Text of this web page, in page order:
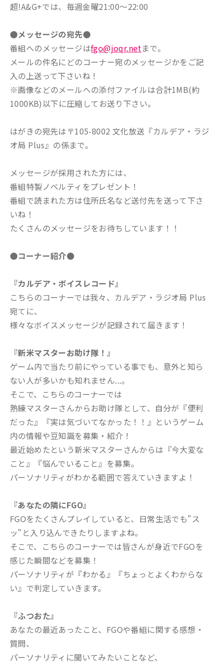
超!A&G+では、毎週金曜21:00～22:00
●メッセージの宛先●
番組へのメッセージはfgo@joqr.netまで。
メールの件名にどのコーナー宛のメッセージかをご記
入の上送って下さいね！
※画像などのメールへの添付ファイルは合計1MB(約
1000KB)以下に圧縮してお送り下さい。
はがきの宛先は〒105-8002 文化放送『カルデア・ラジ
オ局 Plus』の係まで。
メッセージが採用された方には、
番組特製ノベルティをプレゼント！
番組で読まれた方は住所氏名など送付先を送って下さ
いね！
たくさんのメッセージをお待ちしています！！
●コーナー紹介●
『カルデア・ボイスレコード』
こちらのコーナーでは我々、カルデア・ラジオ局 Plus
宛てに、
様々なボイスメッセージが記録されて届きます！
『新米マスターお助け隊！』
ゲーム内で当たり前にやっている事でも、意外と知ら
ない人が多いかも知れません...。
そこで、こちらのコーナーでは
熟練マスターさんからお助け隊として、自分が『便利
だった』『実は気づいてなかった！！』というゲーム
内の情報や豆知識を募集・紹介！
最近始めたという新米マスターさんからは『今大変な
こと』『悩んでいること』を募集。
パーソナリティがわかる範囲で答えていきますよ！
『あなたの隣にFGO』
FGOをたくさんプレイしていると、日常生活でも"ス
ッ"と入り込んできたりしますよね。
そこで、こちらのコーナーでは皆さんが身近でFGOを
感じた瞬間などを募集！
パーソナリティが『わかる』『ちょっとよくわからな
い』で判定していきます。
『ふつおた』
あなたの最近あったこと、FGOや番組に関する感想・
質問、
パーソナリティに聞いてみたいことなど、